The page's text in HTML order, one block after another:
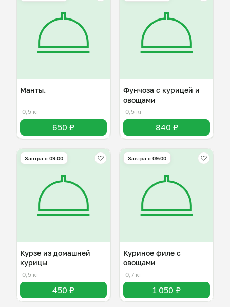
Манты.
0,5 кг
650 ₽
Фунчоза с курицей и
овощами
0,5 кг
840 ₽
Завтра c 09:00
Курзе из домашней
курицы
0,5 кг
450 ₽
Завтра c 09:00
Куриное филе с
овощами
0,7 кг
1 050 ₽